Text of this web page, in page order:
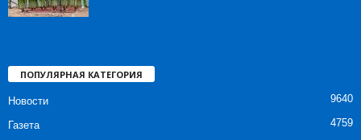
ПОПУЛЯРНАЯ КАТЕГОРИЯ
Новости 9640
Газета 4759